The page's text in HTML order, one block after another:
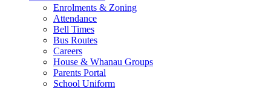
Enrolments & Zoning
Attendance
Bell Times
Bus Routes
Careers
House & Whanau Groups
Parents Portal
School Uniform